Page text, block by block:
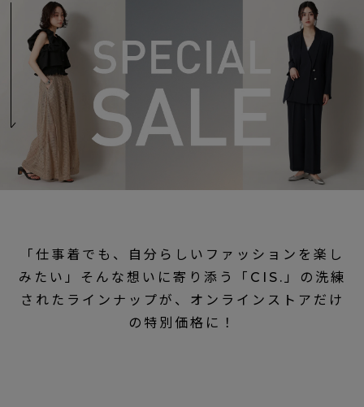
「仕事着でも、自分らしいファッションを楽し
みたい」そんな想いに寄り添う「CIS.」の洗練
されたラインナップが、オンラインストアだけ
の特別価格に！